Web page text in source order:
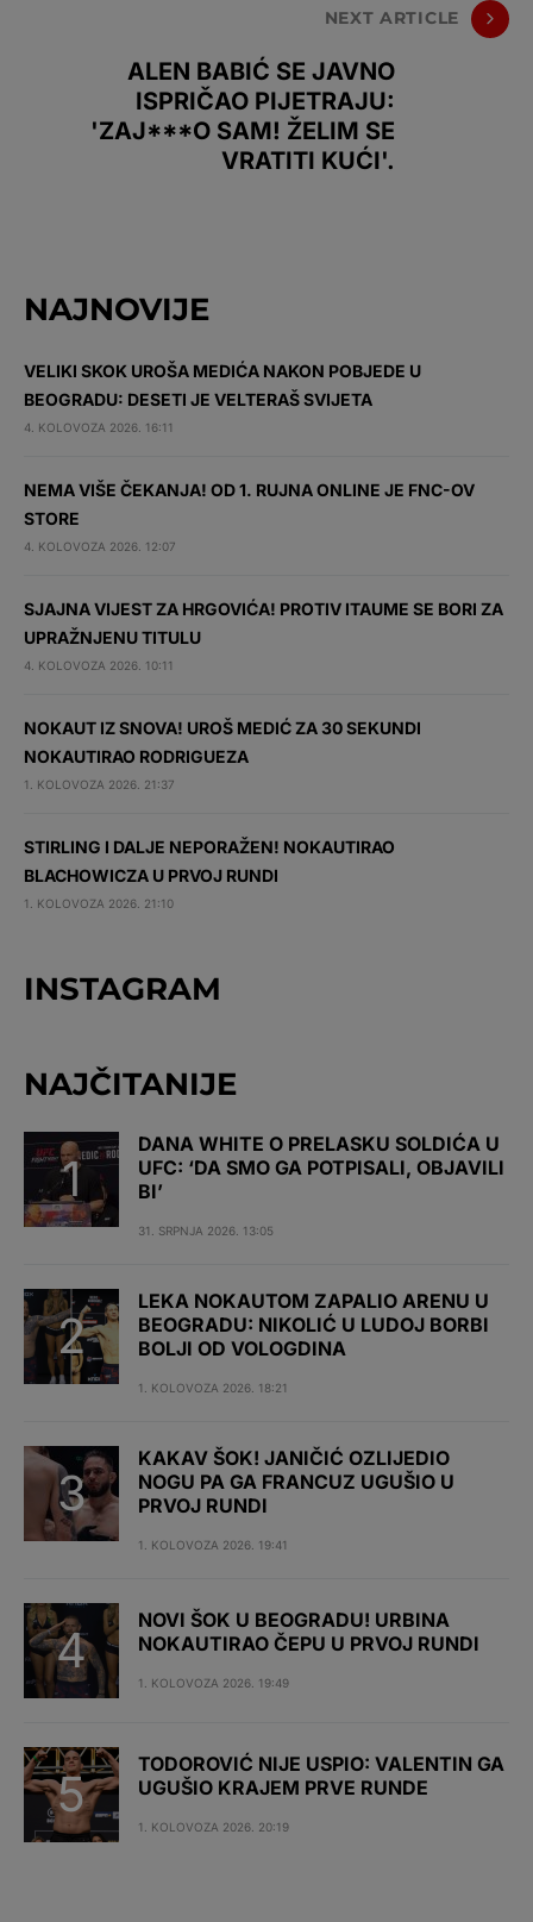
NEXT ARTICLE
ALEN BABIĆ SE JAVNO
ISPRIČAO PIJETRAJU:
'ZAJ***O SAM! ŽELIM SE
VRATITI KUĆI'.
NAJNOVIJE
VELIKI SKOK UROŠA MEDIĆA NAKON POBJEDE U
BEOGRADU: DESETI JE VELTERAŠ SVIJETA
4. KOLOVOZA 2026. 16:11
NEMA VIŠE ČEKANJA! OD 1. RUJNA ONLINE JE FNC-OV
STORE
4. KOLOVOZA 2026. 12:07
SJAJNA VIJEST ZA HRGOVIĆA! PROTIV ITAUME SE BORI ZA
UPRAŽNJENU TITULU
4. KOLOVOZA 2026. 10:11
NOKAUT IZ SNOVA! UROŠ MEDIĆ ZA 30 SEKUNDI
NOKAUTIRAO RODRIGUEZA
1. KOLOVOZA 2026. 21:37
STIRLING I DALJE NEPORAŽEN! NOKAUTIRAO
BLACHOWICZA U PRVOJ RUNDI
1. KOLOVOZA 2026. 21:10
INSTAGRAM
NAJČITANIJE
DANA WHITE O PRELASKU SOLDIĆA U
UFC: ‘DA SMO GA POTPISALI, OBJAVILI
BI’
31. SRPNJA 2026. 13:05
LEKA NOKAUTOM ZAPALIO ARENU U
BEOGRADU: NIKOLIĆ U LUDOJ BORBI
BOLJI OD VOLOGDINA
1. KOLOVOZA 2026. 18:21
KAKAV ŠOK! JANIČIĆ OZLIJEDIO
NOGU PA GA FRANCUZ UGUŠIO U
PRVOJ RUNDI
1. KOLOVOZA 2026. 19:41
NOVI ŠOK U BEOGRADU! URBINA
NOKAUTIRAO ČEPU U PRVOJ RUNDI
1. KOLOVOZA 2026. 19:49
TODOROVIĆ NIJE USPIO: VALENTIN GA
UGUŠIO KRAJEM PRVE RUNDE
1. KOLOVOZA 2026. 20:19